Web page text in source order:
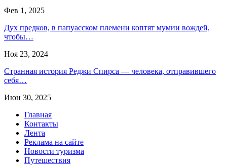
Фев 1, 2025
Дух предков, в папуасском племени коптят мумии вождей,
чтобы…
Ноя 23, 2024
Странная история Реджи Спирса — человека, отправившего
себя…
Июн 30, 2025
Главная
Контакты
Лента
Реклама на сайте
Новости туризма
Путешествия